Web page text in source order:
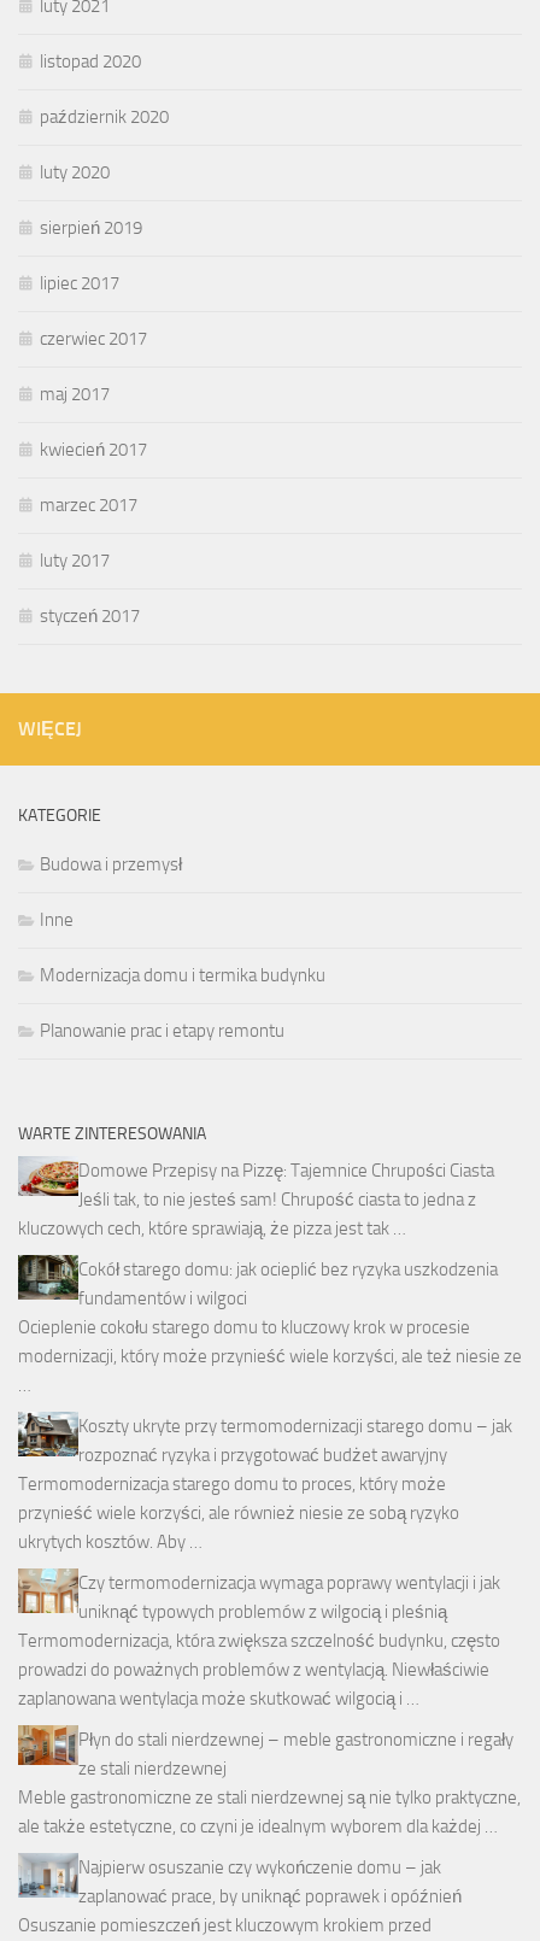
luty 2021
listopad 2020
październik 2020
luty 2020
sierpień 2019
lipiec 2017
czerwiec 2017
maj 2017
kwiecień 2017
marzec 2017
luty 2017
styczeń 2017
WIĘCEJ
KATEGORIE
Budowa i przemysł
Inne
Modernizacja domu i termika budynku
Planowanie prac i etapy remontu
WARTE ZINTERESOWANIA
Domowe Przepisy na Pizzę: Tajemnice Chrupości Ciasta
Jeśli tak, to nie jesteś sam! Chrupość ciasta to jedna z
kluczowych cech, które sprawiają, że pizza jest tak …
Cokół starego domu: jak ocieplić bez ryzyka uszkodzenia
fundamentów i wilgoci
Ocieplenie cokołu starego domu to kluczowy krok w procesie
modernizacji, który może przynieść wiele korzyści, ale też niesie ze
…
Koszty ukryte przy termomodernizacji starego domu – jak
rozpoznać ryzyka i przygotować budżet awaryjny
Termomodernizacja starego domu to proces, który może
przynieść wiele korzyści, ale również niesie ze sobą ryzyko
ukrytych kosztów. Aby …
Czy termomodernizacja wymaga poprawy wentylacji i jak
uniknąć typowych problemów z wilgocią i pleśnią
Termomodernizacja, która zwiększa szczelność budynku, często
prowadzi do poważnych problemów z wentylacją. Niewłaściwie
zaplanowana wentylacja może skutkować wilgocią i …
Płyn do stali nierdzewnej – meble gastronomiczne i regały
ze stali nierdzewnej
Meble gastronomiczne ze stali nierdzewnej są nie tylko praktyczne,
ale także estetyczne, co czyni je idealnym wyborem dla każdej …
Najpierw osuszanie czy wykończenie domu – jak
zaplanować prace, by uniknąć poprawek i opóźnień
Osuszanie pomieszczeń jest kluczowym krokiem przed